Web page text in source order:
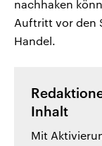
nachhaken
Auftritt vor den
Handel.
Inhalt
Mit